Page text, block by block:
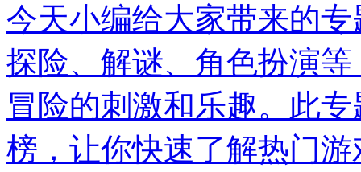
今天小编给大家带来的
探险、解谜、角色扮演
冒险的刺激和乐趣。此
榜，让你快速了解热门